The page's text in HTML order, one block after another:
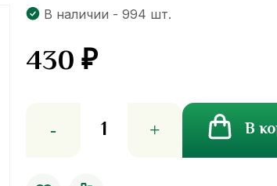
В наличии - 994 шт.
430₽
товара
В